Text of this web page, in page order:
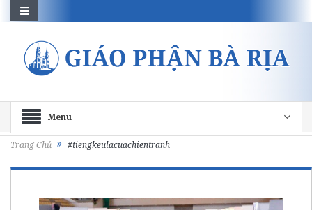
Menu
Trang Chủ #tiengkeulacuachientranh